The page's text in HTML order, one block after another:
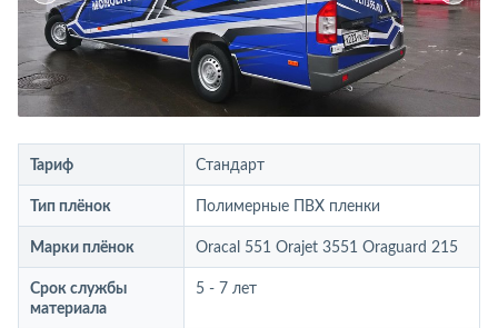
Тариф Стандарт
Тип плёнок Полимерные ПВХ пленки
Марки плёнок Oracal 551 Orajet 3551 Oraguard 215
Срок службы
материала
5 - 7 лет